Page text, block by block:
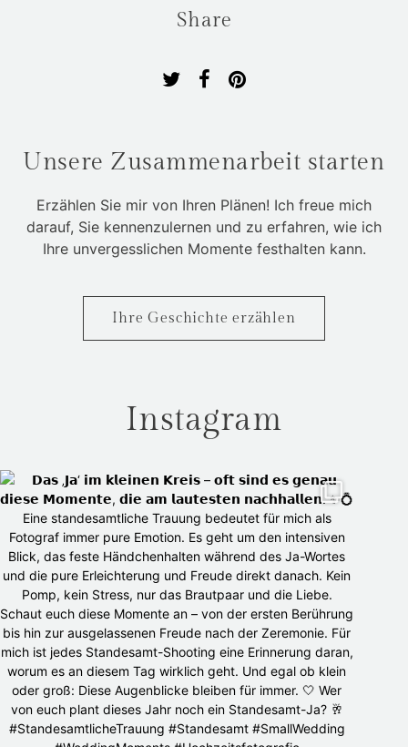
Share
Unsere Zusammenarbeit starten
Erzählen Sie mir von Ihren Plänen! Ich freue mich
darauf, Sie kennenzulernen und zu erfahren, wie ich
Ihre unvergesslichen Momente festhalten kann.
Ihre Geschichte erzählen
Instagram